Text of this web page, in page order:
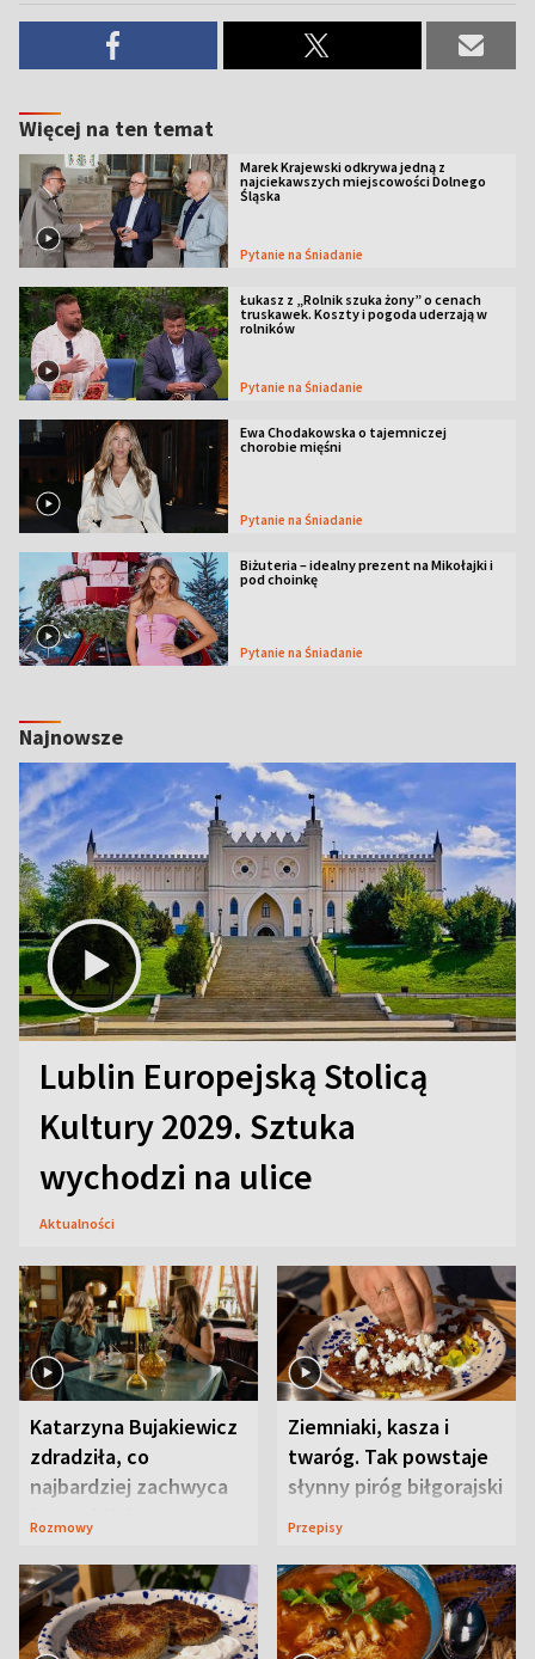
Więcej na ten temat
Marek Krajewski odkrywa jedną z
najciekawszych miejscowości Dolnego
Śląska
Pytanie na Śniadanie
Łukasz z „Rolnik szuka żony” o cenach
truskawek. Koszty i pogoda uderzają w
rolników
Pytanie na Śniadanie
Ewa Chodakowska o tajemniczej
chorobie mięśni
Pytanie na Śniadanie
Biżuteria – idealny prezent na Mikołajki i
pod choinkę
Pytanie na Śniadanie
Najnowsze
Lublin Europejską Stolicą
Kultury 2029. Sztuka
wychodzi na ulice
Aktualności
Katarzyna Bujakiewicz
zdradziła, co
najbardziej zachwyca
ją w Lublinie
Rozmowy
Ziemniaki, kasza i
twaróg. Tak powstaje
słynny piróg biłgorajski
Przepisy